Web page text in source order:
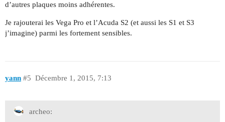
d’autres plaques moins adhérentes.
Je rajouterai les Vega Pro et l’Acuda S2 (et aussi les S1 et S3
j’imagine) parmi les fortement sensibles.
yann Décembre 1, 2015, 7:13
#5
archeo: